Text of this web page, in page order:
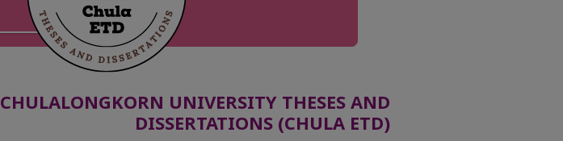
CHULALONGKORN UNIVERSITY THESES AND
DISSERTATIONS (CHULA ETD)